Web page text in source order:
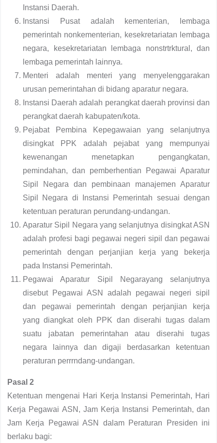
Instansi Daerah.
Instansi Pusat adalah kementerian, lembaga
pemerintah nonkementerian, kesekretariatan lembaga
negara, kesekretariatan lembaga nonstrtrktural, dan
lembaga pemerintah lainnya.
Menteri adalah menteri yang menyelenggarakan
urusan pemerintahan di bidang aparatur negara.
Instansi Daerah adalah perangkat daerah provinsi dan
perangkat daerah kabupaten/kota.
Pejabat Pembina Kepegawaian yang selanjutnya
disingkat PPK adalah pejabat yang mempunyai
kewenangan menetapkan pengangkatan,
pemindahan, dan pemberhentian Pegawai Aparatur
Sipil Negara dan pembinaan manajemen Aparatur
Sipil Negara di Instansi Pemerintah sesuai dengan
ketentuan peraturan perundang-undangan.
Aparatur Sipil Negara yang selanjutnya disingkat ASN
adalah profesi bagi pegawai negeri sipil dan pegawai
pemerintah dengan perjanjian kerja yang bekerja
pada Instansi Pemerintah.
Pegawai Aparatur Sipil Negarayang selanjutnya
disebut Pegawai ASN adalah pegawai negeri sipil
dan pegawai pemerintah dengan perjanjian kerja
yang diangkat oleh PPK dan diserahi tugas dalam
suatu jabatan pemerintahan atau diserahi tugas
negara lainnya dan digaji berdasarkan ketentuan
peraturan perrrndang-undangan.
Pasal 2
Ketentuan mengenai Hari Kerja Instansi Pemerintah, Hari
Kerja Pegawai ASN, Jam Kerja Instansi Pemerintah, dan
Jam Kerja Pegawai ASN dalam Peraturan Presiden ini
berlaku bagi: